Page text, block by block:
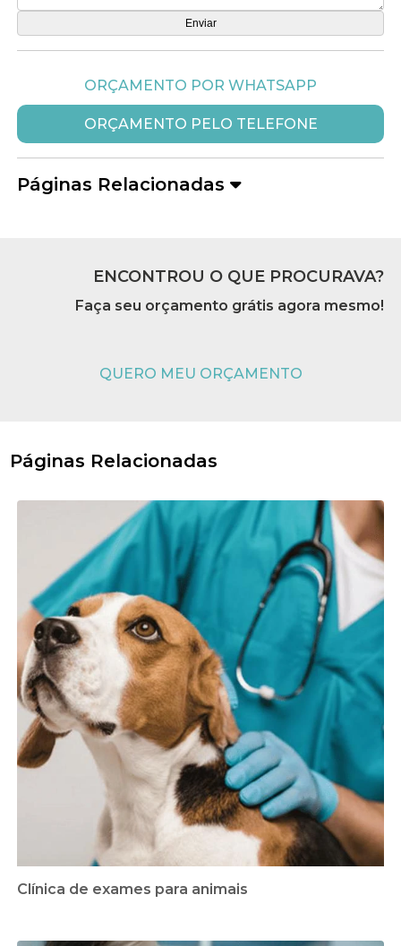
ORÇAMENTO POR WHATSAPP
ORÇAMENTO PELO TELEFONE
Páginas Relacionadas
ENCONTROU O QUE PROCURAVA?
Faça seu orçamento grátis agora mesmo!
QUERO MEU ORÇAMENTO
Páginas Relacionadas
Clínica de exames para animais